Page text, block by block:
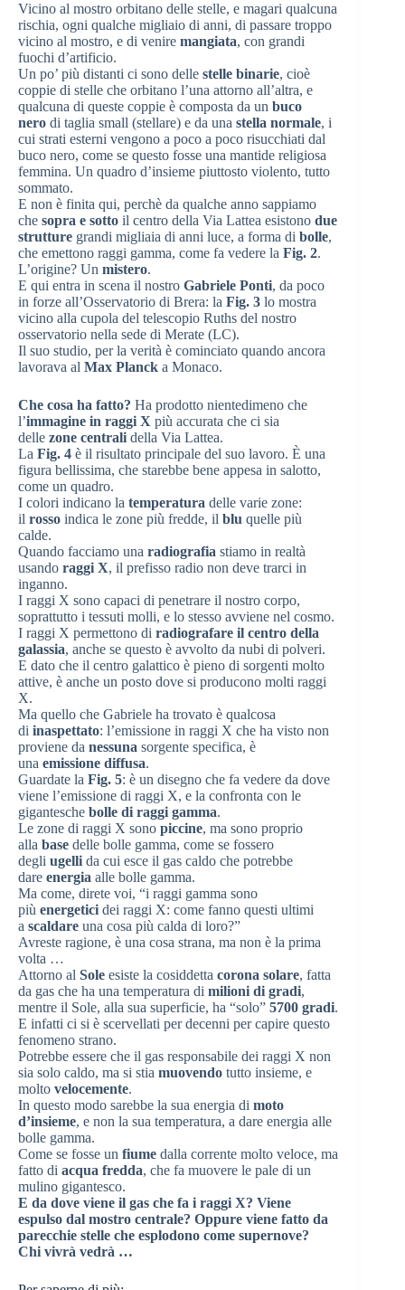
Vicino al mostro orbitano delle stelle, e magari qualcuna
rischia, ogni qualche migliaio di anni, di passare troppo
vicino al mostro, e di venire mangiata, con grandi
fuochi d’artificio.
Un po’ più distanti ci sono delle stelle binarie, cioè
coppie di stelle che orbitano l’una attorno all’altra, e
qualcuna di queste coppie è composta da un buco
nero di taglia small (stellare) e da una stella normale, i
cui strati esterni vengono a poco a poco risucchiati dal
buco nero, come se questo fosse una mantide religiosa
femmina. Un quadro d’insieme piuttosto violento, tutto
sommato.
E non è finita qui, perchè da qualche anno sappiamo
che sopra e sotto il centro della Via Lattea esistono due
strutture grandi migliaia di anni luce, a forma di bolle,
che emettono raggi gamma, come fa vedere la Fig. 2.
L’origine? Un mistero.
E qui entra in scena il nostro Gabriele Ponti, da poco
in forze all’Osservatorio di Brera: la Fig. 3 lo mostra
vicino alla cupola del telescopio Ruths del nostro
osservatorio nella sede di Merate (LC).
Il suo studio, per la verità è cominciato quando ancora
lavorava al Max Planck a Monaco.
Che cosa ha fatto? Ha prodotto nientedimeno che
l’immagine in raggi X più accurata che ci sia
delle zone centrali della Via Lattea.
La Fig. 4 è il risultato principale del suo lavoro. È una
figura bellissima, che starebbe bene appesa in salotto,
come un quadro.
I colori indicano la temperatura delle varie zone:
il rosso indica le zone più fredde, il blu quelle più
calde.
Quando facciamo una radiografia stiamo in realtà
usando raggi X, il prefisso radio non deve trarci in
inganno.
I raggi X sono capaci di penetrare il nostro corpo,
soprattutto i tessuti molli, e lo stesso avviene nel cosmo.
I raggi X permettono di radiografare il centro della
galassia, anche se questo è avvolto da nubi di polveri.
E dato che il centro galattico è pieno di sorgenti molto
attive, è anche un posto dove si producono molti raggi
X.
Ma quello che Gabriele ha trovato è qualcosa
di inaspettato: l’emissione in raggi X che ha visto non
proviene da nessuna sorgente specifica, è
una emissione diffusa.
Guardate la Fig. 5: è un disegno che fa vedere da dove
viene l’emissione di raggi X, e la confronta con le
gigantesche bolle di raggi gamma.
Le zone di raggi X sono piccine, ma sono proprio
alla base delle bolle gamma, come se fossero
degli ugelli da cui esce il gas caldo che potrebbe
dare energia alle bolle gamma.
Ma come, direte voi, “i raggi gamma sono
più energetici dei raggi X: come fanno questi ultimi
a scaldare una cosa più calda di loro?”
Avreste ragione, è una cosa strana, ma non è la prima
volta …
Attorno al Sole esiste la cosiddetta corona solare, fatta
da gas che ha una temperatura di milioni di gradi,
mentre il Sole, alla sua superficie, ha “solo” 5700 gradi.
E infatti ci si è scervellati per decenni per capire questo
fenomeno strano.
Potrebbe essere che il gas responsabile dei raggi X non
sia solo caldo, ma si stia muovendo tutto insieme, e
molto velocemente.
In questo modo sarebbe la sua energia di moto
d’insieme, e non la sua temperatura, a dare energia alle
bolle gamma.
Come se fosse un fiume dalla corrente molto veloce, ma
fatto di acqua fredda, che fa muovere le pale di un
mulino gigantesco.
E da dove viene il gas che fa i raggi X? Viene
espulso dal mostro centrale? Oppure viene fatto da
parecchie stelle che esplodono come supernove?
Chi vivrà vedrà …